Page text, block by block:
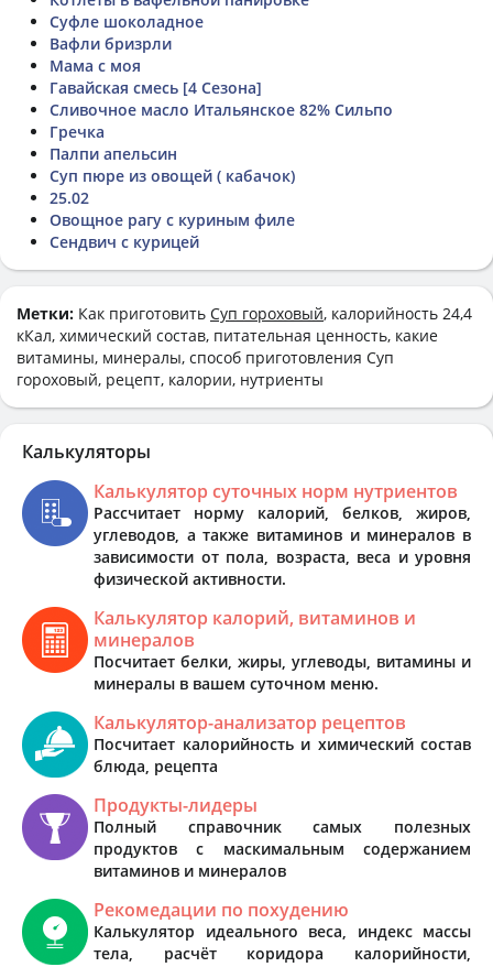
Суфле шоколадное
Вафли бризрли
Мама с моя
Гавайская смесь [4 Сезона]
Сливочное масло Итальянское 82% Сильпо
Гречка
Палпи апельсин
Суп пюре из овощей ( кабачок)
25.02
Овощное рагу с куриным филе
Сендвич с курицей
Метки: Как приготовить Суп гороховый, калорийность 24,4
кКал, химический состав, питательная ценность, какие
витамины, минералы, способ приготовления Суп
гороховый, рецепт, калории, нутриенты
Калькуляторы
Калькулятор суточных норм нутриентов
Рассчитает норму калорий, белков, жиров,
углеводов, а также витаминов и минералов в
зависимости от пола, возраста, веса и уровня
физической активности.
Калькулятор калорий, витаминов и
минералов
Посчитает белки, жиры, углеводы, витамины и
минералы в вашем суточном меню.
Калькулятор-анализатор рецептов
Посчитает калорийность и химический состав
блюда, рецепта
Продукты-лидеры
Полный справочник самых полезных
продуктов с маскимальным содержанием
витаминов и минералов
Рекомедации по похудению
Калькулятор идеального веса, индекс массы
тела, расчёт коридора калорийности,